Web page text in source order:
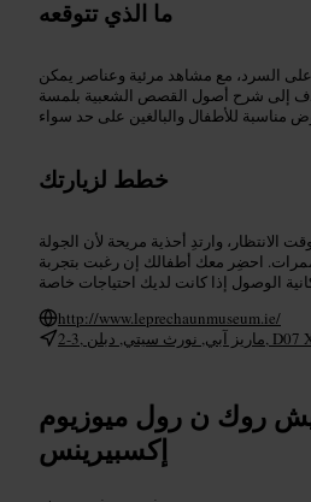
ما الذي تتوقعه
السرد، مع مشاهد مرئية وعناصر يمكن
إلى شرح أصول القصص الشعبية بلمسة
خطط لزيارتك
الانتظار، وارتدِ أحذية مريحة لأن الجولة
احضِر معك أطفالك إن رغبت بتجربة
http://www.leprechaunmuseum.ie/
روك ن رول ميوزيوم
إكسبيرينس